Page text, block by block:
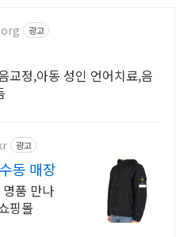
광고
교정,아동 성인 언어치료,음
광고
동 매장
품 만나
핑몰